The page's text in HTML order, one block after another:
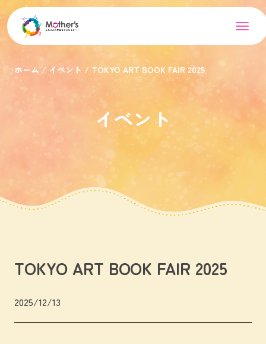
ホーム イベント TOKYO ART BOOK FAIR 2025
イベント
TOKYO ART BOOK FAIR 2025
2025/12/13